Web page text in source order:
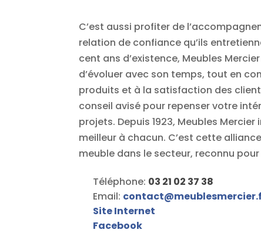
C’est aussi profiter de
relation de confiance qu’ils
cent ans d’existence, Meubles
d’évoluer avec son temps, tout en
produits et à la satisfaction des
conseil avisé pour repenser votre
projets. Depuis 1923, Meubles
meilleur à chacun. C’est cette
meuble dans le secteur, reconnu
Téléphone: 03 21 02 37 38
Email: contact@
Site Internet
Facebook